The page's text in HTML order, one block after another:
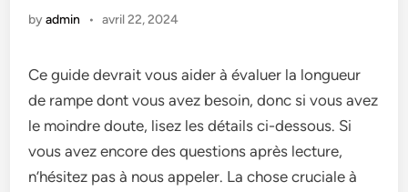
byadmin • avril 22, 2024
Ce guide devrait vous aider à évaluer la longueur
de rampe dont vous avez besoin, donc si vous avez
le moindre doute, lisez les détails ci-dessous. Si
vous avez encore des questions après lecture,
n’hésitez pas à nous appeler. La chose cruciale à